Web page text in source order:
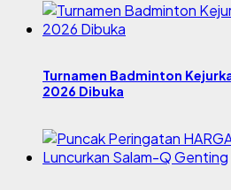
Turnamen Badminton
2026 Dibuka